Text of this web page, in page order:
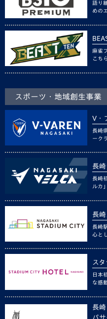
語り
めの
麻雀
こち
スポーツ・地域創生事業
V・
長崎
ーク
長
長崎
ルカ」
長
長崎
心と
ス
日本
な感
長
パ